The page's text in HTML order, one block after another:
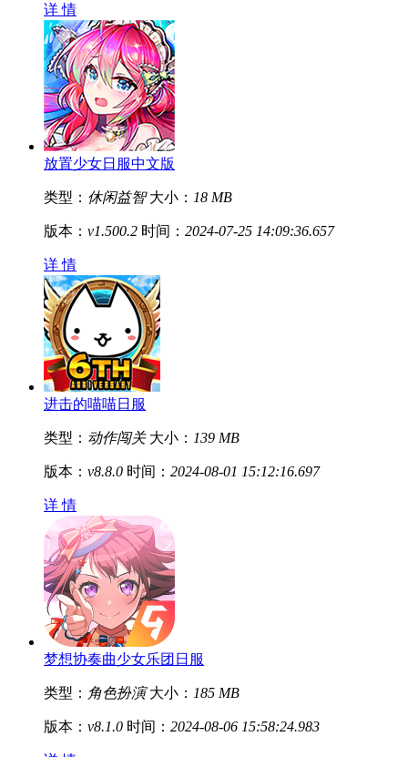
详 情
放置少女日服中文版
类型： 休闲益智 大小： 18 MB
版本： v1.500.2 时间： 2024-07-25 14:09:36.657
详 情
进击的喵喵日服
类型： 动作闯关 大小： 139 MB
版本： v8.8.0 时间： 2024-08-01 15:12:16.697
详 情
梦想协奏曲少女乐团日服
类型： 角色扮演 大小： 185 MB
版本： v8.1.0 时间： 2024-08-06 15:58:24.983